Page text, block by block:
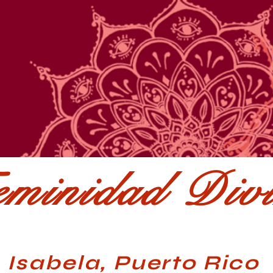
Isabela, Puerto Rico